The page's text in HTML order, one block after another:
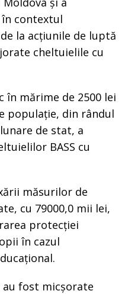
contextul
la acțiunile de luptă
cheltuielile cu
în mărime de 2500 lei
populație, din rândul
de stat, a
BASS cu
măsurilor de
cu 79000,0 mii lei,
protecției
în cazul
au fost micșorate